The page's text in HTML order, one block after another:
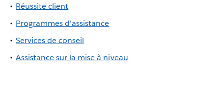
Réussite client
Programmes d'assistance
Services de conseil
Assistance sur la mise à niveau